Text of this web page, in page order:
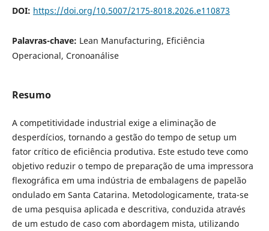
DOI: https://doi.org/10.5007/2175-8018.2026.e110873
Palavras-chave: Lean Manufacturing, Eficiência
Operacional, Cronoanálise
Resumo
A competitividade industrial exige a eliminação de
desperdícios, tornando a gestão do tempo de setup um
fator crítico de eficiência produtiva. Este estudo teve como
objetivo reduzir o tempo de preparação de uma impressora
flexográfica em uma indústria de embalagens de papelão
ondulado em Santa Catarina. Metodologicamente, trata-se
de uma pesquisa aplicada e descritiva, conduzida através
de um estudo de caso com abordagem mista, utilizando